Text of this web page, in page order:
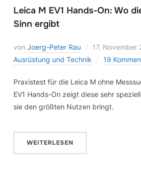
Leica M EV1 Hands-On: Wo
Sinn ergibt
von Joerg-Peter Rau 17. November
Ausrüstung und Technik
19
Praxistest für die Leica M ohne
EV1 Hands-On zeigt diese sehr
sie den größten Nutzen bringt.
WEITERLESEN